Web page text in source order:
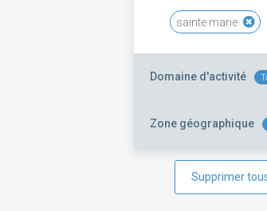
sainte marie
Domaine d'activité
Zone géographique
Supprimer